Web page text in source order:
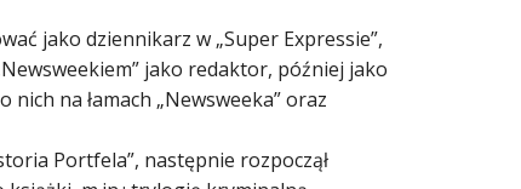
jako dziennikarz w „Super Expressie”,
jako redaktor, później jako
na łamach „Newsweeka” oraz
Portfela”, następnie rozpoczął